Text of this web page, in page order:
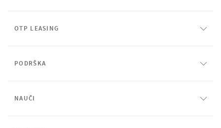
OTP LEASING
PODRŠKA
NAUČI